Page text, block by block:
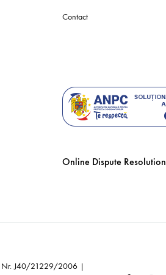
Contact
Online Dispute Resolution
| Nr. J40/21229/2006 |